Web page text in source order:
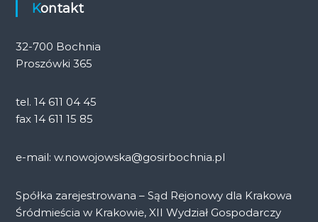
Kontakt
32-700 Bochnia
Proszówki 365
tel. 14 611 04 45
fax 14 611 15 85
e-mail: w.nowojowska@gosirbochnia.pl
Spółka zarejestrowana – Sąd Rejonowy dla Krakowa
Śródmieścia w Krakowie, XII Wydział Gospodarczy